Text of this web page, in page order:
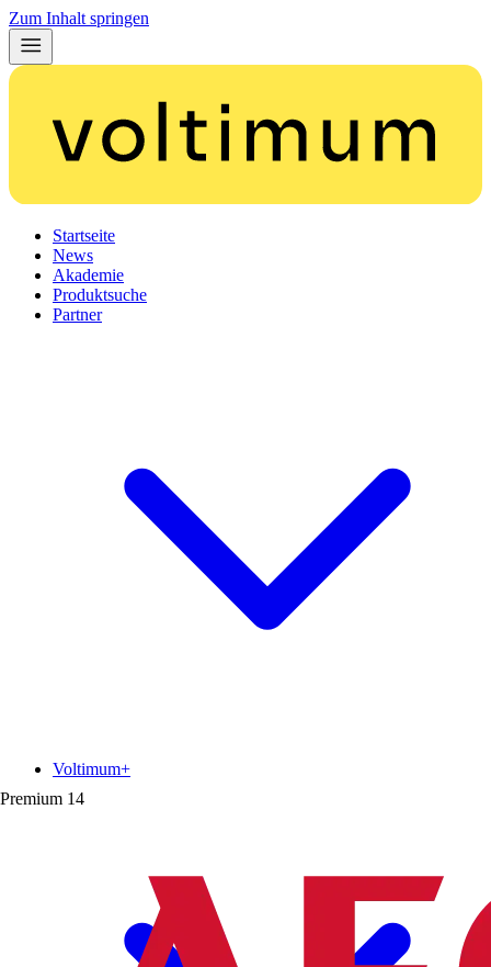
Zum Inhalt springen
Startseite
News
Akademie
Produktsuche
Partner
Premium 14
Voltimum+